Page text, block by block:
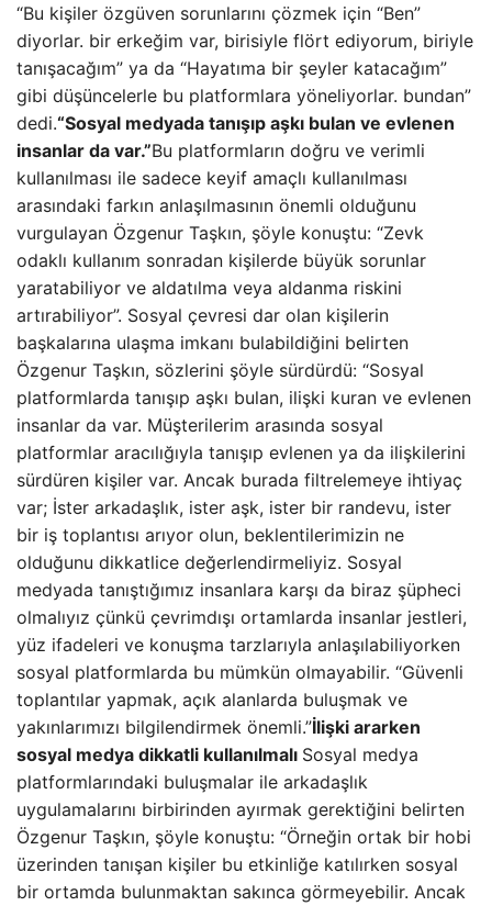
“Bu kişiler özgüven sorunlarını çözmek için “Ben”
diyorlar. bir erkeğim var, birisiyle flört ediyorum, biriyle
tanışacağım” ya da “Hayatıma bir şeyler katacağım”
gibi düşüncelerle bu platformlara yöneliyorlar. bundan”
dedi.“Sosyal medyada tanışıp aşkı bulan ve evlenen
insanlar da var.”Bu platformların doğru ve verimli
kullanılması ile sadece keyif amaçlı kullanılması
arasındaki farkın anlaşılmasının önemli olduğunu
vurgulayan Özgenur Taşkın, şöyle konuştu: “Zevk
odaklı kullanım sonradan kişilerde büyük sorunlar
yaratabiliyor ve aldatılma veya aldanma riskini
artırabiliyor”. Sosyal çevresi dar olan kişilerin
başkalarına ulaşma imkanı bulabildiğini belirten
Özgenur Taşkın, sözlerini şöyle sürdürdü: “Sosyal
platformlarda tanışıp aşkı bulan, ilişki kuran ve evlenen
insanlar da var. Müşterilerim arasında sosyal
platformlar aracılığıyla tanışıp evlenen ya da ilişkilerini
sürdüren kişiler var. Ancak burada filtrelemeye ihtiyaç
var; İster arkadaşlık, ister aşk, ister bir randevu, ister
bir iş toplantısı arıyor olun, beklentilerimizin ne
olduğunu dikkatlice değerlendirmeliyiz. Sosyal
medyada tanıştığımız insanlara karşı da biraz şüpheci
olmalıyız çünkü çevrimdışı ortamlarda insanlar jestleri,
yüz ifadeleri ve konuşma tarzlarıyla anlaşılabiliyorken
sosyal platformlarda bu mümkün olmayabilir. “Güvenli
toplantılar yapmak, açık alanlarda buluşmak ve
yakınlarımızı bilgilendirmek önemli.”İlişki ararken
sosyal medya dikkatli kullanılmalı Sosyal medya
platformlarındaki buluşmalar ile arkadaşlık
uygulamalarını birbirinden ayırmak gerektiğini belirten
Özgenur Taşkın, şöyle konuştu: “Örneğin ortak bir hobi
üzerinden tanışan kişiler bu etkinliğe katılırken sosyal
bir ortamda bulunmaktan sakınca görmeyebilir. Ancak